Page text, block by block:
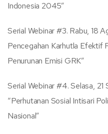
Indonesia 2045”
Serial Webinar #3. Rabu, 18
Pencegahan Karhutla Efektif
Penurunan Emisi GRK”
Serial Webinar #4. Selasa,
“Perhutanan Sosial Intisari
Nasional”